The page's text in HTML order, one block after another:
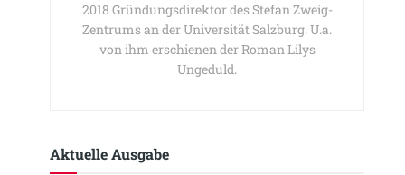
2018 Gründungsdirektor des Stefan Zweig-
Zentrums an der Universität Salzburg. U.a.
von ihm erschienen der Roman Lilys
Ungeduld.
Aktuelle Ausgabe​